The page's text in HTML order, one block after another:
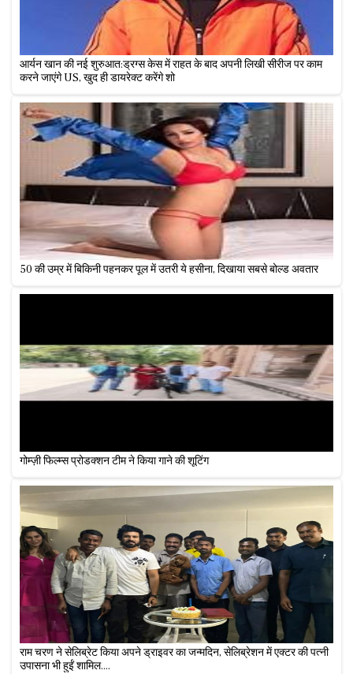
आर्यन खान की नई शुरुआत:ड्रग्स केस में राहत के बाद अपनी लिखी सीरीज पर काम
करने जाएंगे US, खुद ही डायरेक्ट करेंगे शो
50 की उम्र में बिकिनी पहनकर पूल में उतरी ये हसीना, दिखाया सबसे बोल्ड अवतार
गोम्ज़ी फिल्म्स प्रोडक्शन टीम ने किया गाने की शूटिंग
राम चरण ने सेलिब्रेट किया अपने ड्राइवर का जन्मदिन, सेलिब्रेशन में एक्टर की पत्नी
उपासना भी हुईं शामिल....